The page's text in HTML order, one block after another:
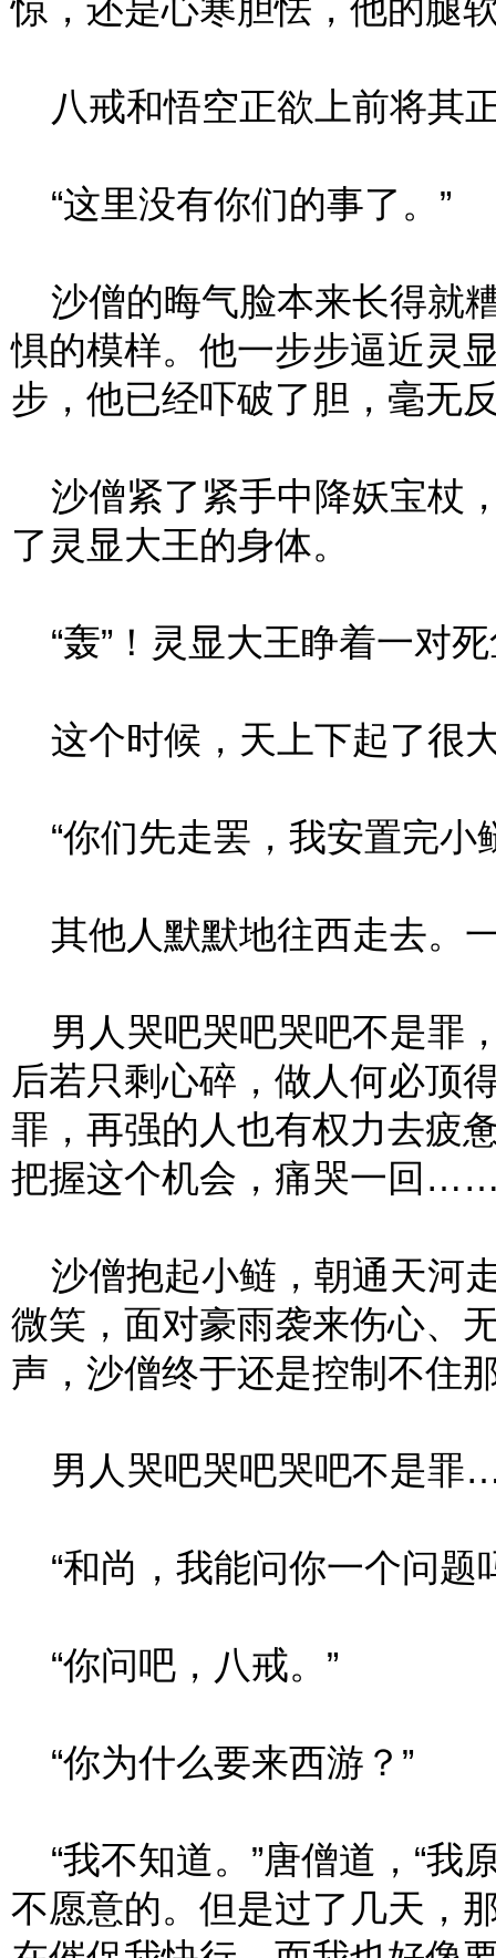
惊，还是心寒胆怯，他的腿
八戒和悟空正欲上前将其
“这里没有你们的事了。”
沙僧的晦气脸本来长得就
惧的模样。他一步步逼近灵
步，他已经吓破了胆，毫无
沙僧紧了紧手中降妖宝杖
了灵显大王的身体。
“轰”！灵显大王睁着一对
这个时候，天上下起了很
“你们先走罢，我安置完小
其他人默默地往西走去。
男人哭吧哭吧哭吧不是罪
后若只剩心碎，做人何必顶
罪，再强的人也有权力去疲
把握这个机会，痛哭一回
沙僧抱起小鲢，朝通天河
微笑，面对豪雨袭来伤心、
声，沙僧终于还是控制不住
男人哭吧哭吧哭吧不是罪
“和尚，我能问你一个问题
“你问吧，八戒。”
“你为什么要来西游？”
“我不知道。”唐僧道，“我
不愿意的。但是过了几天，